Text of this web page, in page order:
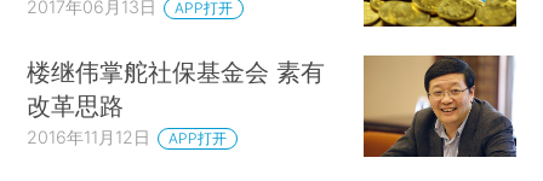
2017年06月13日 APP打开
楼继伟掌舵社保基金会 素有
改革思路
2016年11月12日 APP打开